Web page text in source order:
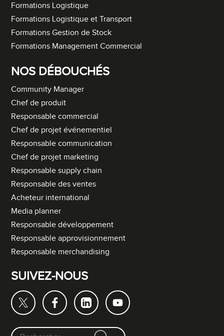
Formations Logistique
Formations Logistique et Transport
Formations Gestion de Stock
Formations Management Commercial
NOS DÉBOUCHÉS
Community Manager
Chef de produit
Responsable commercial
Chef de projet événementiel
Responsable communication
Chef de projet marketing
Responsable supply chain
Responsable des ventes
Acheteur international
Media planner
Responsable développement
Responsable approvisionnement
Responsable merchandising
SUIVEZ-NOUS